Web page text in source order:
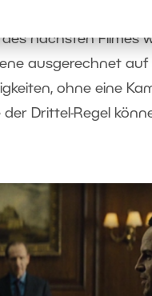
nächsten
ausgerechnet auf
ohne eine
Drittel-Regel